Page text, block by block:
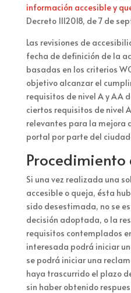
información accesible y
Decreto 1112018, de 7 de
Las revisiones de
fecha de definición de la
basadas en los criterios
objetivo alcanzar el
requisitos de nivel A y AA
ciertos requisitos de nivel
relevantes para la mejora
portal por parte del
Si una vez realizada una
accesible o queja, ésta
sido desestimada, nose
decisión adoptada, o la
requisitos contemplados
interesada podrá iniciar
se podrá iniciar una
haya trascurrido el plazo
sin haber obtenido